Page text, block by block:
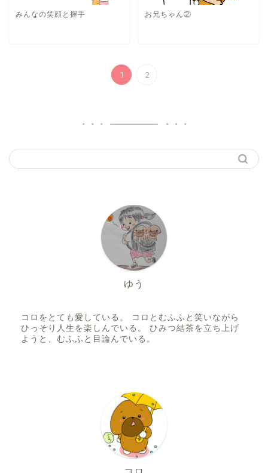
みんなの笑顔と握手 お兄ちゃん②
1 2
ゆう
コロをとても愛している。 コロとむふふと笑いながら
ひっそり人生を楽しんでいる。 ひみつ結茶を立ち上げ
ようと、むふふと目論んでいる。